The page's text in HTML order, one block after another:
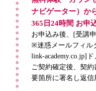
ナビゲーター）か
365日24時間 お申
お申込み後、[受講
※迷惑メールフィル
link-academy.co.jp]
ご契約確定後、契
要箇所に署名し返信